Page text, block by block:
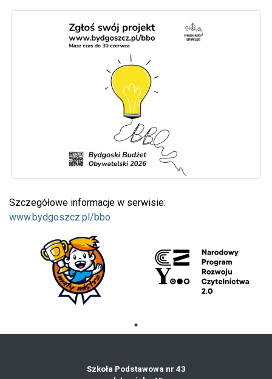
Szczegółowe informacje w serwisie:
www.bydgoszcz.pl/bbo
Szkoła Podstawowa nr 43